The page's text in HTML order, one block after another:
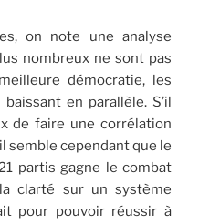
on note une analyse
nombreux ne sont pas
démocratie, les
en parallèle. S’il
de faire une corrélation
semble cependant que le
partis gagne le combat
clarté sur un système
pour pouvoir réussir à